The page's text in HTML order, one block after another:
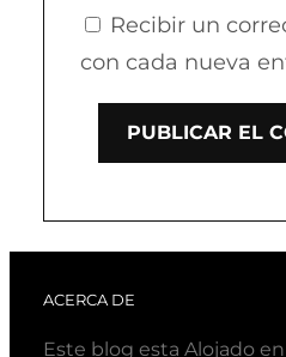
Recibir un
con cada nueva
ACERCA DE
Este blog esta Alojado